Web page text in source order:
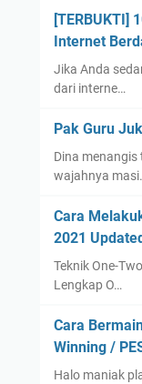
[TERBUKTI]
Internet
Jika Anda
dari interne…
Pak Guru
Dina
wajahnya
Cara
2021
Teknik One-
Lengkap O…
Cara
Winning /
Halo maniak